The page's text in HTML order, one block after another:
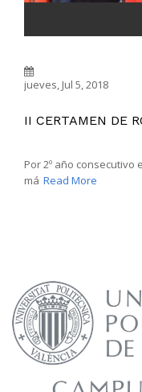
jueves, Jul 5, 2018
II CERTAMEN DE
Por 2º año
má Read More